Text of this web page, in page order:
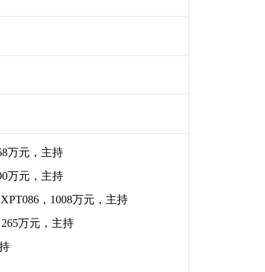
万元 ， 主持
万元 ， 主持
， 1008万元 ， 主持
265万元 ， 主持